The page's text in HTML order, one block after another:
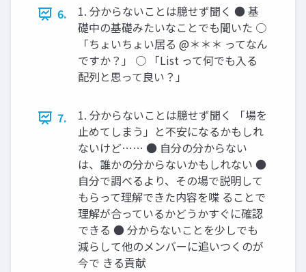
6.
1. 分からないことは臆せず聞く ● 基
礎中の基礎みたいなことでも聞いた ○
「ちょいちょい居る @＊＊＊ ってなん
ですか？」 ○ 「List って何でも入る
配列と思って良い？」
7.
1. 分からないことは臆せず聞く 「場を
止めてしまう」と不安になるかもしれ
ないけど…… ● 自分の分からない
は、誰かの分からないかもしれない ●
自分で調べるより、その場で説明して
もらって理解できた内容を喋 ることで
理解が合っているかどうかすぐに確認
できる ● 分からないことを少しでも
減らして他のメンバーに追いつくのが
今で きる貢献